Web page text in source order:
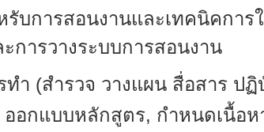
รับการสอนงานและเทคนิคการ
การวางระบบการสอนงาน
ำ (สำรวจ วางแผน สื่อสาร ป
ออกแบบหลักสูตร, กำหนดเนื้อห